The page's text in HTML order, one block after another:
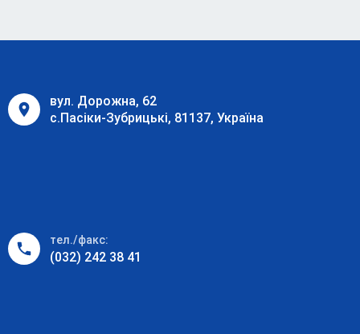
вул. Дорожна, 62
с.Пасіки-Зубрицькі, 81137, Україна
тел./факс:
(032) 242 38 41